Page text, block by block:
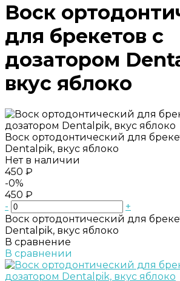
Воск
для брекетов с
дозатором
вкус яблоко
Воск ортодонтический для
Dentalpik, вкус яблоко
Нет в наличии
450 ₽
-0%
450 ₽
-
+
Воск ортодонтический для
Dentalpik, вкус яблоко
В сравнение
В сравнении